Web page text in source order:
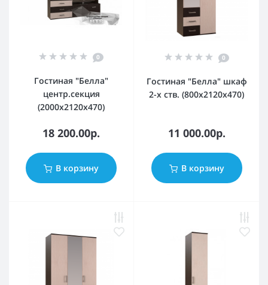
0
Гостиная "Белла"
центр.секция
(2000х2120х470)
18 200.00р.
В корзину
0
Гостиная "Белла" шкаф
2-х ств. (800х2120х470)
11 000.00р.
В корзину